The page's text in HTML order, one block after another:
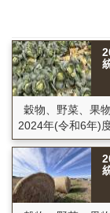
穀物、野菜、果
2024年(令和6年)